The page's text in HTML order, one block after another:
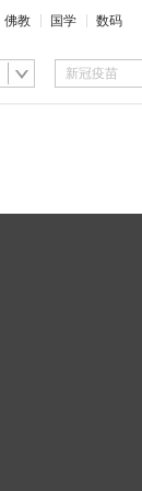
佛教 国学 数码